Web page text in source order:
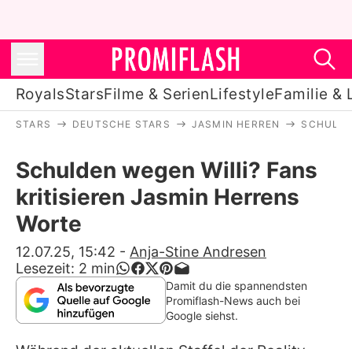
RoyalsStarsFilme & SerienLifestyleFamilie &
Stars
Filme & Serien
Lifestyle
Familie & Liebe
Promiflash Exklusiv
STARS DEUTSCHE STARS JASMIN HERREN
Schulden wegen Willi? Fans
kritisieren Jasmin Herrens
Worte
12.07.25, 15:42 - Anja-Stine Andresen
Lesezeit: 2 min
Damit du die spannendsten
Promiflash-News auch bei
Google siehst.